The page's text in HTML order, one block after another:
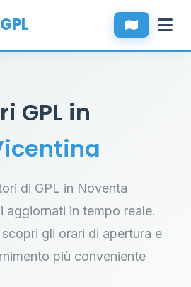
GPL
GPL in
di GPL in Noventa
aggiornati in tempo reale.
gli orari di apertura e
più conveniente